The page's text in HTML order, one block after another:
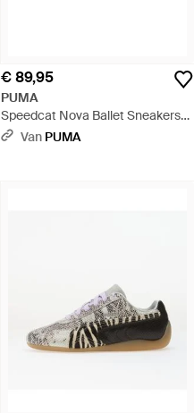
€ 89,95
PUMA
Speedcat Nova Ballet Sneakers
Voor Zwart/Rood, Maat 35,5 -
Van PUMA